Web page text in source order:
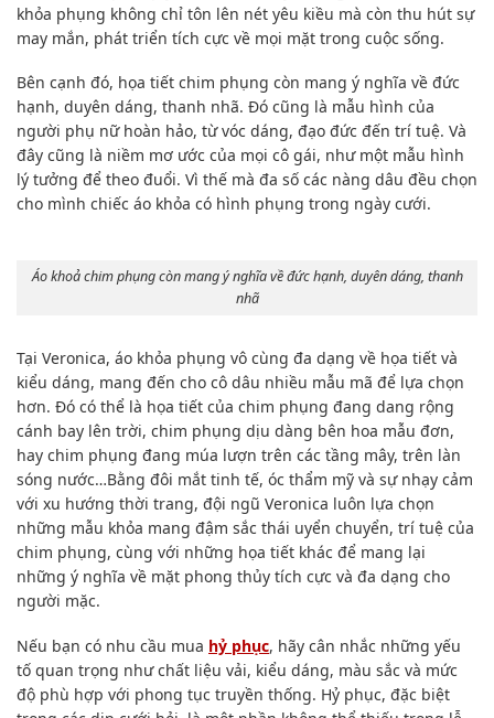
khỏa phụng không chỉ tôn lên nét yêu kiều mà còn thu hút sự
may mắn, phát triển tích cực về mọi mặt trong cuộc sống.
Bên cạnh đó, họa tiết chim phụng còn mang ý nghĩa về đức
hạnh, duyên dáng, thanh nhã. Đó cũng là mẫu hình của
người phụ nữ hoàn hảo, từ vóc dáng, đạo đức đến trí tuệ. Và
đây cũng là niềm mơ ước của mọi cô gái, như một mẫu hình
lý tưởng để theo đuổi. Vì thế mà đa số các nàng dâu đều chọn
cho mình chiếc áo khỏa có hình phụng trong ngày cưới.
Áo khoả chim phụng còn mang ý nghĩa về đức hạnh, duyên dáng, thanh
nhã
Tại Veronica, áo khỏa phụng vô cùng đa dạng về họa tiết và
kiểu dáng, mang đến cho cô dâu nhiều mẫu mã để lựa chọn
hơn. Đó có thể là họa tiết của chim phụng đang dang rộng
cánh bay lên trời, chim phụng dịu dàng bên hoa mẫu đơn,
hay chim phụng đang múa lượn trên các tầng mây, trên làn
sóng nước…Bằng đôi mắt tinh tế, óc thẩm mỹ và sự nhạy cảm
với xu hướng thời trang, đội ngũ Veronica luôn lựa chọn
những mẫu khỏa mang đậm sắc thái uyển chuyển, trí tuệ của
chim phụng, cùng với những họa tiết khác để mang lại
những ý nghĩa về mặt phong thủy tích cực và đa dạng cho
người mặc.
Nếu bạn có nhu cầu mua hỷ phục, hãy cân nhắc những yếu
tố quan trọng như chất liệu vải, kiểu dáng, màu sắc và mức
độ phù hợp với phong tục truyền thống. Hỷ phục, đặc biệt